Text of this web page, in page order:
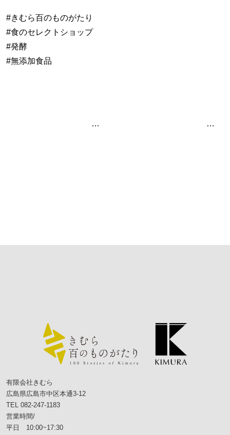
#きむら百のものがたり
#食のセレクトショップ
#発酵
#無添加食品
投稿ナビゲーション 23日プレオープンを開催することができました。
有限会社きむら
広島県広島市中区本通3-12
TEL 082-247-1183
営業時間/
平日 10:00~17:30